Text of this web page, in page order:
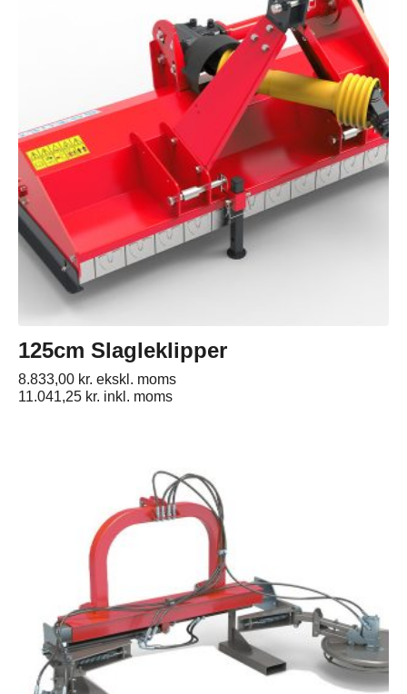
125cm Slagleklipper
8.833,00 kr. ekskl. moms
11.041,25 kr. inkl. moms